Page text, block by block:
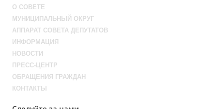
О СОВЕТЕ
МУНИЦИПАЛЬНЫЙ ОКРУГ
АППАРАТ СОВЕТА ДЕПУТАТОВ
ИНФОРМАЦИЯ
НОВОСТИ
ПРЕСС-ЦЕНТР
ОБРАЩЕНИЯ ГРАЖДАН
КОНТАКТЫ